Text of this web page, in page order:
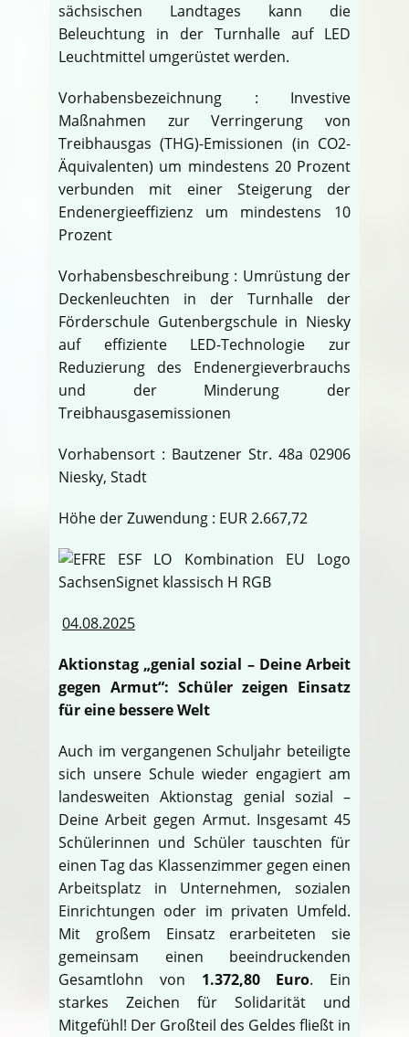
sächsischen Landtages kann die
Beleuchtung in der Turnhalle auf LED
Leuchtmittel umgerüstet werden.
Vorhabensbezeichnung : Investive
Maßnahmen zur Verringerung von
Treibhausgas (THG)-Emissionen (in CO2-
Äquivalenten) um mindestens 20 Prozent
verbunden mit einer Steigerung der
Endenergieeffizienz um mindestens 10
Prozent
Vorhabensbeschreibung : Umrüstung der
Deckenleuchten in der Turnhalle der
Förderschule Gutenbergschule in Niesky
auf effiziente LED-Technologie zur
Reduzierung des Endenergieverbrauchs
und der Minderung der
Treibhausgasemissionen
Vorhabensort : Bautzener Str. 48a 02906
Niesky, Stadt
Höhe der Zuwendung : EUR 2.667,72
04.08.2025
Aktionstag „genial sozial – Deine Arbeit
gegen Armut“: Schüler zeigen Einsatz
für eine bessere Welt
Auch im vergangenen Schuljahr beteiligte
sich unsere Schule wieder engagiert am
landesweiten Aktionstag genial sozial –
Deine Arbeit gegen Armut. Insgesamt 45
Schülerinnen und Schüler tauschten für
einen Tag das Klassenzimmer gegen einen
Arbeitsplatz in Unternehmen, sozialen
Einrichtungen oder im privaten Umfeld.
Mit großem Einsatz erarbeiteten sie
gemeinsam einen beeindruckenden
Gesamtlohn von 1.372,80 Euro. Ein
starkes Zeichen für Solidarität und
Mitgefühl! Der Großteil des Geldes fließt in